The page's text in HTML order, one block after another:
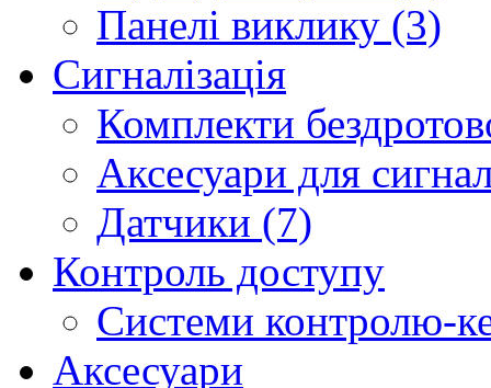
Панелі виклику (3)
Сигналізація
Комплекти
Аксесуари для
Датчики (7)
Контроль доступу
Системи контролю-
Аксесуари